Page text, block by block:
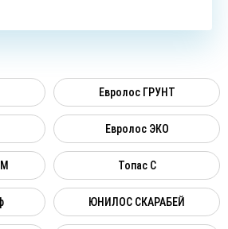
Евролос ГРУНТ
Евролос ЭКО
Топас C
ЮНИЛОС СКАРАБЕЙ